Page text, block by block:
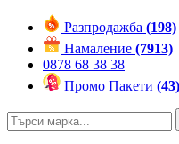
Разпродажба (198)
Намаление (7913)
0878 68 38 38
Промо Пакети (43)